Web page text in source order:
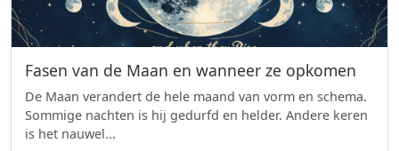
Fasen van de Maan en wanneer ze opkomen
De Maan verandert de hele maand van vorm en schema.
Sommige nachten is hij gedurfd en helder. Andere keren
is het nauwel...